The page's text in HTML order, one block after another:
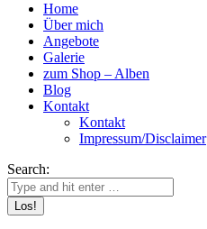
Home
Über mich
Angebote
Galerie
zum Shop – Alben
Blog
Kontakt
Kontakt
Impressum/Disclaimer
Search: